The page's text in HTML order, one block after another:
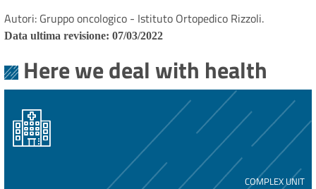
Autori: Gruppo oncologico - Istituto Ortopedico Rizzoli.
Data ultima revisione: 07/03/2022
Here we deal with health
COMPLEX UNIT